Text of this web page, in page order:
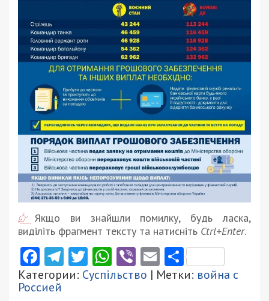
Якщо ви знайшли помилку, будь ласка,
виділіть фрагмент тексту та натисніть Ctrl+Enter.
Facebook
Telegram
Twitter
WhatsApp
ViberEmail
Категории: Суспільство | Метки: война с
Россией